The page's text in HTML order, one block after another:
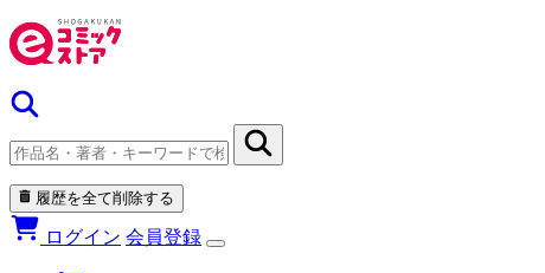
履歴を全て削除する
ログイン 会員登録